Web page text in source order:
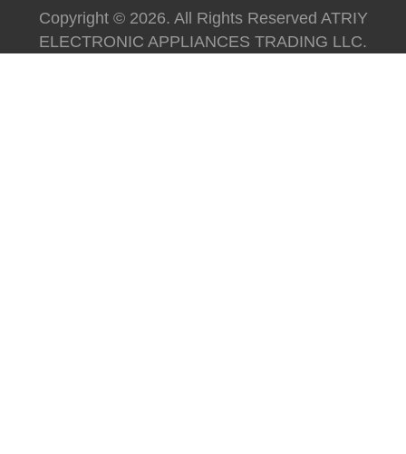
Copyright © 2026. All Rights Reserved ATRIY
ELECTRONIC APPLIANCES TRADING LLC.